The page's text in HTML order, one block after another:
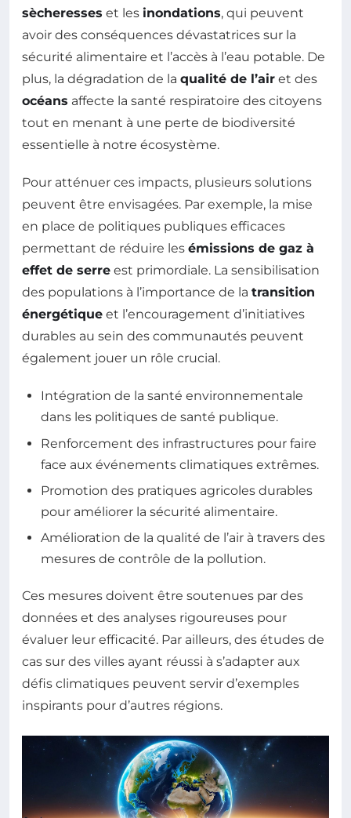
sècheresses et les inondations, qui peuvent
avoir des conséquences dévastatrices sur la
sécurité alimentaire et l’accès à l’eau potable. De
plus, la dégradation de la qualité de l’air et des
océans affecte la santé respiratoire des citoyens
tout en menant à une perte de biodiversité
essentielle à notre écosystème.
Pour atténuer ces impacts, plusieurs solutions
peuvent être envisagées. Par exemple, la mise
en place de politiques publiques efficaces
permettant de réduire les émissions de gaz à
effet de serre est primordiale. La sensibilisation
des populations à l’importance de la transition
énergétique et l’encouragement d’initiatives
durables au sein des communautés peuvent
également jouer un rôle crucial.
Intégration de la santé environnementale
dans les politiques de santé publique.
Renforcement des infrastructures pour faire
face aux événements climatiques extrêmes.
Promotion des pratiques agricoles durables
pour améliorer la sécurité alimentaire.
Amélioration de la qualité de l’air à travers des
mesures de contrôle de la pollution.
Ces mesures doivent être soutenues par des
données et des analyses rigoureuses pour
évaluer leur efficacité. Par ailleurs, des études de
cas sur des villes ayant réussi à s’adapter aux
défis climatiques peuvent servir d’exemples
inspirants pour d’autres régions.